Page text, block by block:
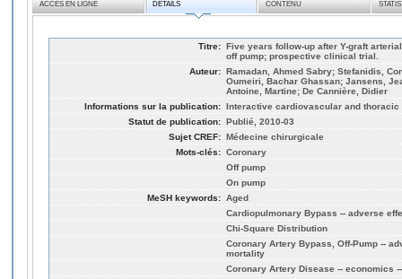
ACCÈS EN LIGNE DÉTAILS CONTENU
Titre: Five years follow-up after Y-graft
off pump; prospective clinical trial.
Auteur: Ramadan, Ahmed Sabry; Stefanidis,
Oumeiri, Bachar Ghassan; Jansens,
Antoine, Martine; De Cannière, Didier
Informations sur la publication: Interactive cardiovascular and thoracic
Statut de publication: Publié, 2010-03
Sujet CREF: Médecine chirurgicale
Mots-clés: Coronary
Off pump
On pump
MeSH keywords: Aged
Cardiopulmonary Bypass -- adverse
Chi-Square Distribution
Coronary Artery Bypass, Off-Pump --
mortality
Coronary Artery Disease -- economics